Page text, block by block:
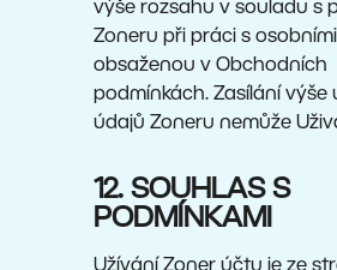
výše rozsahu v souladu s
Zoneru při práci s
obsaženou v Obchodních
podmínkách. Zasílání výše
údajů Zoneru nemůže
12. SOUHLAS S
PODMÍNKAMI